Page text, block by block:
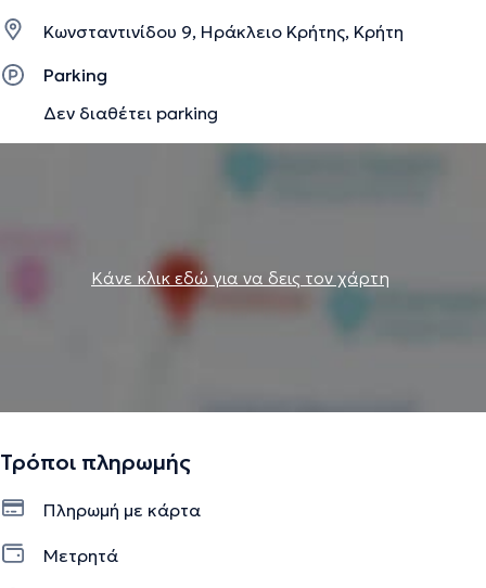
Κωνσταντινίδου 9, Ηράκλειο Κρήτης, Κρήτη
Parking
Δεν διαθέτει parking
Κάνε κλικ εδώ για να δεις τον χάρτη
Τρόποι πληρωμής
Πληρωμή με κάρτα
Μετρητά